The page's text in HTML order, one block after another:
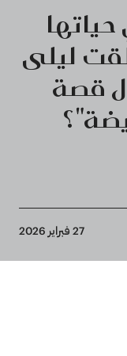
ليلى
قصة
27 فبراير 2026